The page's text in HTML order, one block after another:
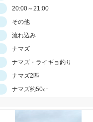
20:00～21:00
その他
流れ込み
ナマズ
ナマズ・ライギョ釣り
ナマズ2匹
ナマズ約50㎝